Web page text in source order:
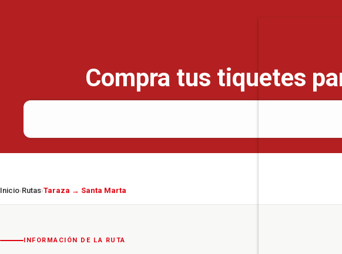
Compra tus tiquetes
Inicio›Rutas›Taraza → Santa Marta
INFORMACIÓN DE LA RUTA